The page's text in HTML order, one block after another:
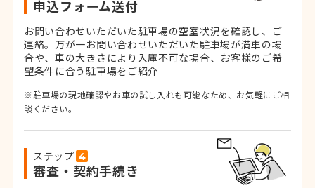
申込フォーム送付
お問い合わせいただいた駐車場の空室状況を確認し、ご
連絡。 万が一お問い合わせいただいた駐車場が満車の場
合や、車の大きさにより入庫不可な場合、お客様のご希
望条件に合う駐車場をご紹介
※駐車場の現地確認やお車の試し入れも可能なため、お気軽にご相
談ください。
ステップ
審査・契約手続き